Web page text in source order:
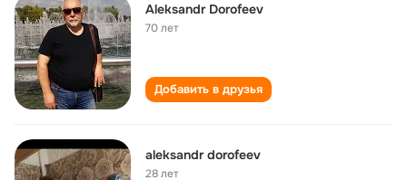
Aleksandr Dorofeev
70 лет
Добавить в друзья
aleksandr dorofeev
28 лет